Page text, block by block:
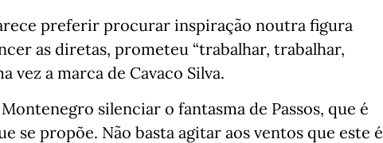
preferir procurar inspiração noutra figura
as diretas, prometeu “trabalhar, trabalhar,
vez a marca de Cavaco Silva.
silenciar o fantasma de Passos, que é
se propõe. Não basta agitar aos ventos que este é